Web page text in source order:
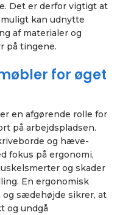
Det er derfor vigtigt at
kan udnytte
af materialer og
på tingene.
for øget
en afgørende rolle for
på arbejdspladsen.
og hæve-
fokus på ergonomi,
og skader
En ergonomisk
sædehøjde sikrer, at
og undgå